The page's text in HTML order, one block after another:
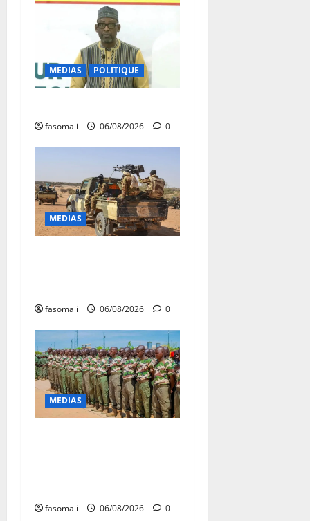
MEDIAS POLITIQUE
fasomali 06/08/2026 0
MEDIAS
fasomali 06/08/2026 0
MEDIAS
fasomali 06/08/2026 0